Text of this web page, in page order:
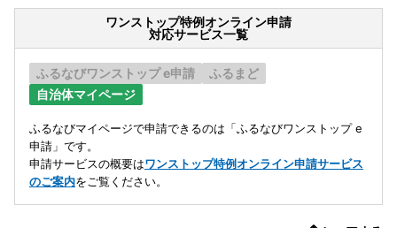
ワンストップ特例オンライン申請
対応サービス一覧
ふるなびワンストップ e申請
ふるまど
自治体マイページ
ふるなびマイページで申請できるのは「ふるなびワンストップ e
申請」です。
申請サービスの概要はワンストップ特例オンライン申請サービス
のご案内をご覧ください。